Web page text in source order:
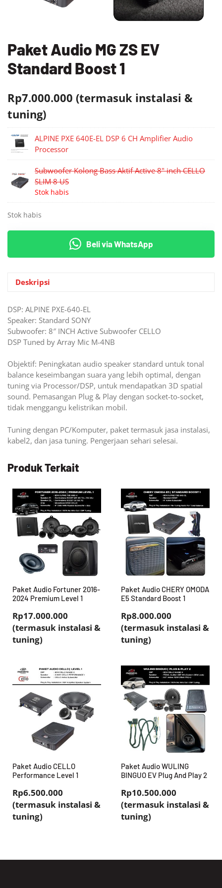
Paket Audio MG ZS EV
Standard Boost 1
Rp7.000.000 (termasuk instalasi &
tuning)
ALPINE PXE 640E-EL DSP 6 CH Amplifier Audio
Processor
Subwoofer Kolong Bass Aktif Active 8" inch CELLO
SLIM 8 US
Stok habis
Stok habis
Beli via WhatsApp
Deskripsi
DSP: ALPINE PXE-640-EL
Speaker: Standard SONY
Subwoofer: 8″ INCH Active Subwoofer CELLO
DSP Tuned by Array Mic M-4NB
Objektif: Peningkatan audio speaker standard untuk tonal
balance keseimbangan suara yang lebih optimal, dengan
tuning via Processor/DSP, untuk mendapatkan 3D spatial
sound. Pemasangan Plug & Play dengan socket-to-socket,
tidak menggangu kelistrikan mobil.
Tuning dengan PC/Komputer, paket termasuk jasa instalasi,
kabel2, dan jasa tuning. Pengerjaan sehari selesai.
Produk Terkait
Paket Audio Fortuner 2016-
2024 Premium Level 1
Rp17.000.000
(termasuk instalasi &
tuning)
Paket Audio CHERY OMODA
E5 Standard Boost 1
Rp8.000.000
(termasuk instalasi &
tuning)
Paket Audio CELLO
Performance Level 1
Rp6.500.000
(termasuk instalasi &
tuning)
Paket Audio WULING
BINGUO EV Plug And Play 2
Rp10.500.000
(termasuk instalasi &
tuning)